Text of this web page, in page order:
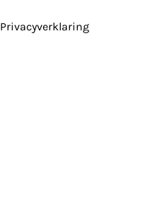
Privacyverklaring